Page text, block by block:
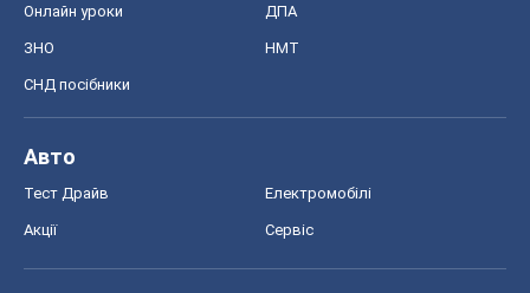
Онлайн уроки ДПА
ЗНО НМТ
СНД посібники
Авто
Тест Драйв Електромобілі
Акції Сервіс